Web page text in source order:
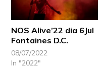
NOS Alive’22 dia 6Jul
Fontaines D.C.
08/07/2022
In "2022"